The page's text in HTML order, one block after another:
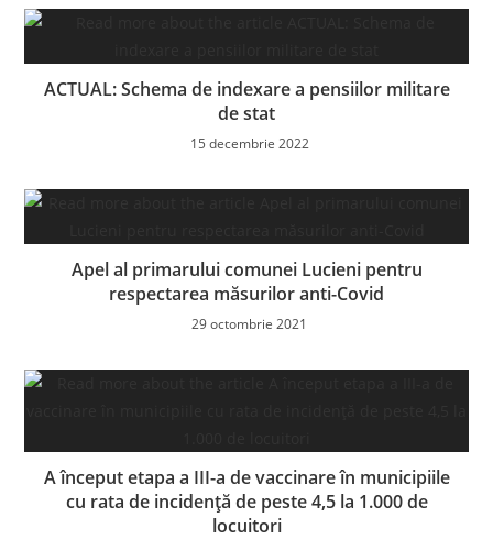
ACTUAL: Schema de indexare a pensiilor militare
de stat
15 decembrie 2022
Apel al primarului comunei Lucieni pentru
respectarea măsurilor anti-Covid
29 octombrie 2021
A început etapa a III-a de vaccinare în municipiile
cu rata de incidență de peste 4,5 la 1.000 de
locuitori